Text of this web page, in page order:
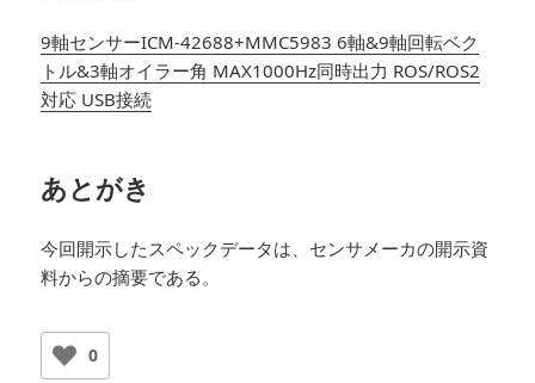
9軸センサーICM-42688+MMC5983 6軸&9軸回転ベク
トル&3軸オイラー角 MAX1000Hz同時出力 ROS/ROS2
対応 USB接続
あとがき
今回開示したスペックデータは、センサメーカの開示資
料からの摘要である。
0